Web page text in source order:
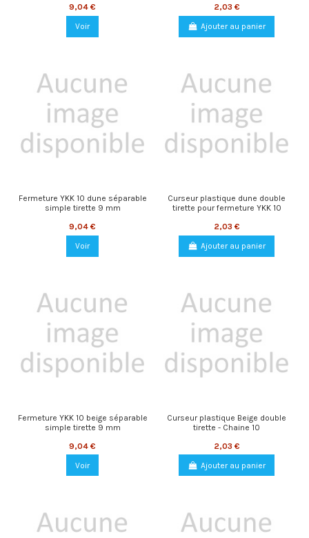
9,04 €
Voir
2,03 €
Ajouter au panier
Fermeture YKK 10 dune séparable
simple tirette 9 mm
9,04 €
Voir
Curseur plastique dune double
tirette pour fermeture YKK 10
2,03 €
Ajouter au panier
Fermeture YKK 10 beige séparable
simple tirette 9 mm
9,04 €
Voir
Curseur plastique Beige double
tirette - Chaine 10
2,03 €
Ajouter au panier